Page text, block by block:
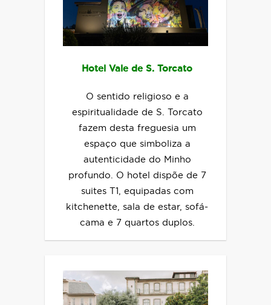
Hotel Vale de S. Torcato
O sentido religioso e a
espiritualidade de S. Torcato
fazem desta freguesia um
espaço que simboliza a
autenticidade do Minho
profundo. O hotel dispõe de 7
suites T1, equipadas com
kitchenette, sala de estar, sofá-
cama e 7 quartos duplos.